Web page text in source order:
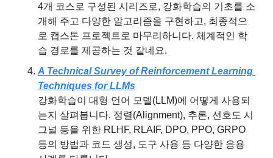
4개 코스로 구성된 시리즈로, 강화학습의 기초를 소
개해 주고 다양한 알고리즘을 구현하고, 최종적으
로 캡스톤 프로젝트로 마무리하니다. 체계적인 학
습 경로를 제공하는 것 같네요.
A Technical Survey of Reinforcement Learning
Techniques for LLMs
강화학습이 대형 언어 모델(LLM)에 어떻게 사용되
는지 살펴봅니다. 정렬(Alignment), 추론, 선호도 시
그널 등을 위한 RLHF, RLAIF, DPO, PPO, GRPO
등의 방법과 코드 생성, 도구 사용 등 다양한 응용